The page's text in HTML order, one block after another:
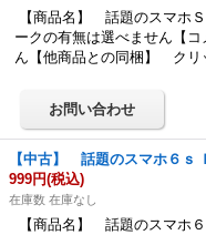
【商品名】 話題のスマホ
ークの有無は選べません【
ん【他商品との同梱】 ク
【中古】 話題のスマホ６
999円(税込)
在庫数 在庫なし
【商品名】 話題のスマホ